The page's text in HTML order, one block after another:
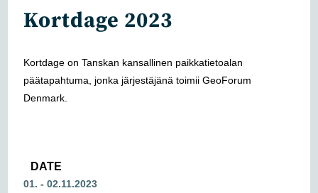
Kortdage 2023
Kortdage on Tanskan kansallinen paikkatietoalan
päätapahtuma, jonka järjestäjänä toimii GeoForum
Denmark.
DATE
01. - 02.11.2023